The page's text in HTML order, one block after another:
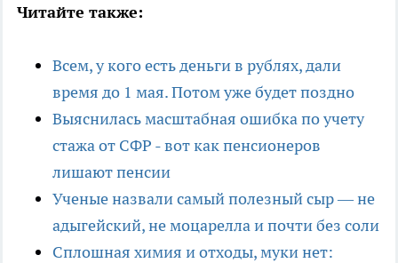
Читайте также:
Всем, у кого есть деньги в рублях, дали
время до 1 мая. Потом уже будет поздно
Выяснилась масштабная ошибка по учету
стажа от СФР - вот как пенсионеров
лишают пенсии
Ученые назвали самый полезный сыр — не
адыгейский, не моцарелла и почти без соли
Сплошная химия и отходы, муки нет: